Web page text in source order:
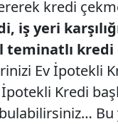
kredi
iş yeri
teminatlı kredi
Ev İpotekli
Kredi
Bu